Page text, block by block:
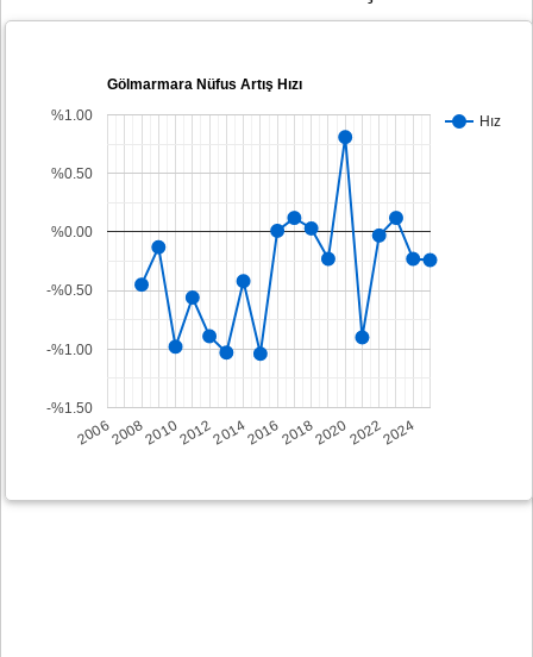
Gölmarmara Nüfus Artış Hızı
Hız
2006200820102012201420162018202020222024
-%1.50
-%1.00
-%0.50
%0.00
%0.50
%1.00